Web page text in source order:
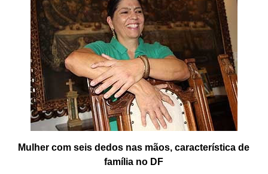
Mulher com seis dedos nas mãos, característica de
família no DF